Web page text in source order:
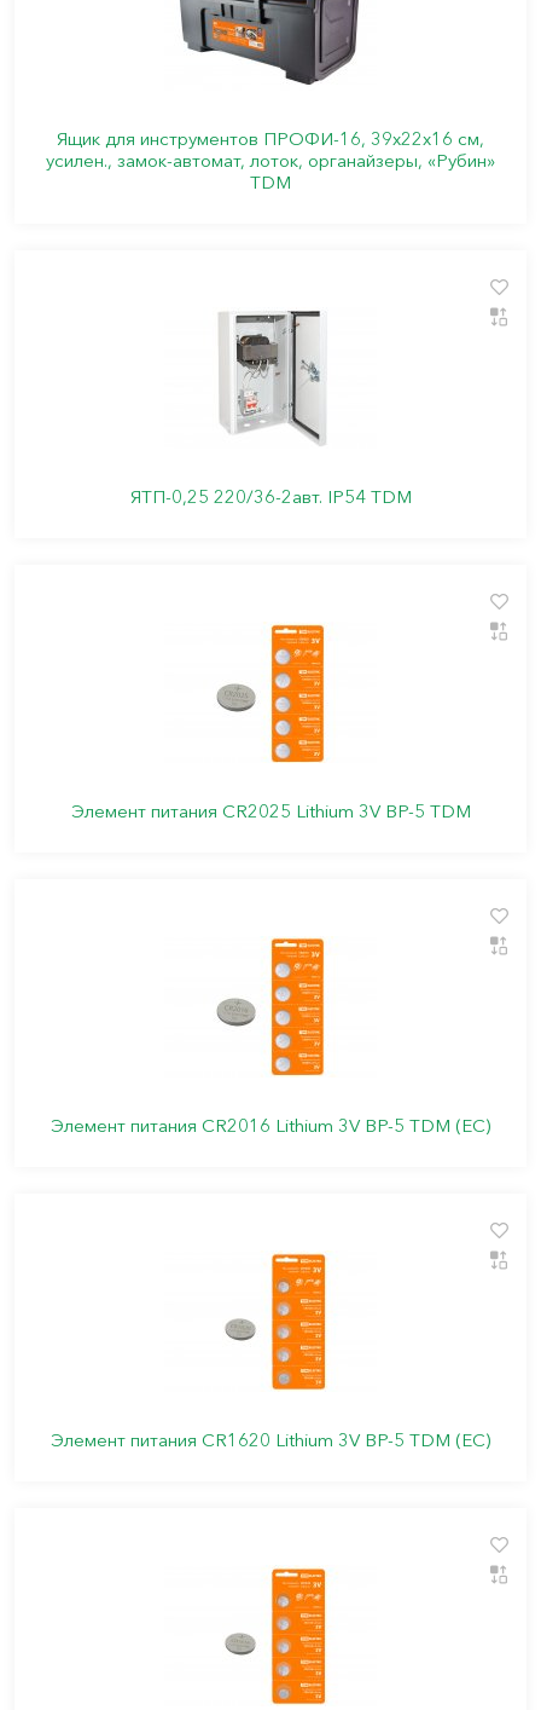
Ящик для инструментов ПРОФИ-16, 39х22х16 см,
усилен., замок-автомат, лоток, органайзеры, «Рубин»
TDM
ЯТП-0,25 220/36-2авт. IP54 TDM
Элемент питания CR2025 Lithium 3V BP-5 TDM
Элемент питания CR2016 Lithium 3V BP-5 TDM (ЕС)
Элемент питания CR1620 Lithium 3V BP-5 TDM (ЕС)